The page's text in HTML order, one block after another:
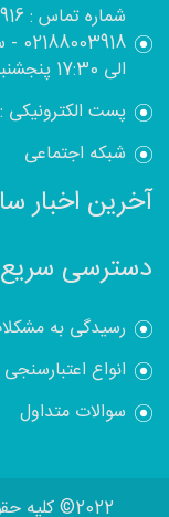
الی 17:30 پنجشنبه 8:00 الی 12:30
پست الکترونیکی : info@MyCredit.ir
شبکه اجتماعی
آخرین اخبار
دسترسی سریع
رسیدگی به
انواع اعتبارسنجی
سوالات متداول
2022© کلیه حقوق مادی و معنوی این سایت متعلق به